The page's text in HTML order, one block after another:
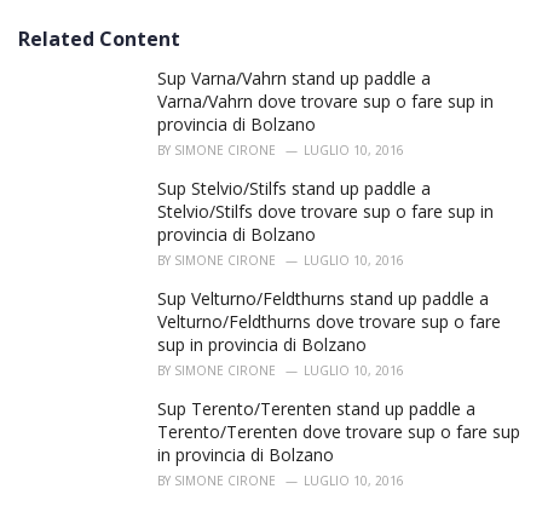
e
Related Content
Sup Varna/Vahrn stand up paddle a
Varna/Vahrn dove trovare sup o fare sup in
provincia di Bolzano
BY SIMONE CIRONE LUGLIO 10, 2016
Sup Stelvio/Stilfs stand up paddle a
Stelvio/Stilfs dove trovare sup o fare sup in
provincia di Bolzano
BY SIMONE CIRONE LUGLIO 10, 2016
Sup Velturno/Feldthurns stand up paddle a
Velturno/Feldthurns dove trovare sup o fare
sup in provincia di Bolzano
BY SIMONE CIRONE LUGLIO 10, 2016
Sup Terento/Terenten stand up paddle a
Terento/Terenten dove trovare sup o fare sup
in provincia di Bolzano
BY SIMONE CIRONE LUGLIO 10, 2016